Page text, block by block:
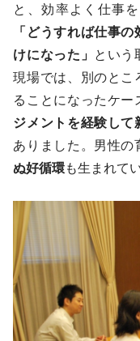
と、効率よく仕事
「どうすれば仕事
けになった」 という
現場では、別のとこ
ることになったケー
ジメントを経験して
ありました。男性の
ぬ好循環も生まれて